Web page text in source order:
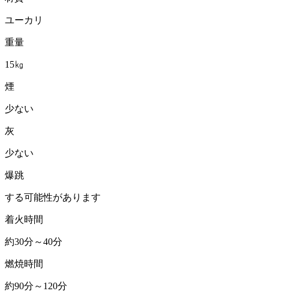
ユーカリ
重量
15㎏
煙
少ない
灰
少ない
爆跳
する可能性があります
着火時間
約30分～40分
燃焼時間
約90分～120分